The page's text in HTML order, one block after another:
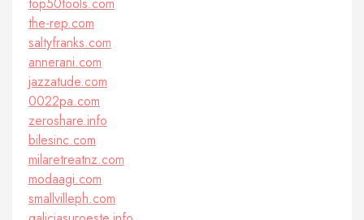
the-rep.com
saltyfranks.com
annerani.com
jazzatude.com
0022pa.com
zeroshare.info
bilesinc.com
milaretreatnz.com
modaagi.com
smallvilleph.com